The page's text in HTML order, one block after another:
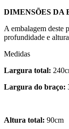
DIMENSÕES DA
A embalagem deste
profundidade e
Medidas
Largura total:
Largura do braço:
Altura total: 90cm